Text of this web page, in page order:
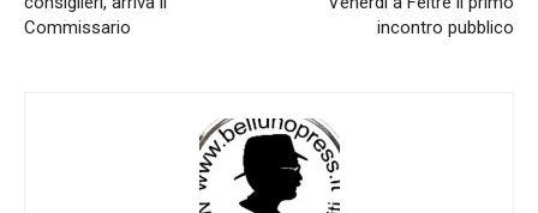
Commissario
incontro pubblico